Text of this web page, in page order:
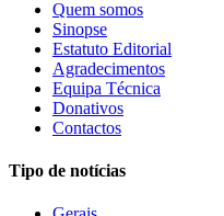
Quem somos
Sinopse
Estatuto Editorial
Agradecimentos
Equipa Técnica
Donativos
Contactos
Tipo de notícias